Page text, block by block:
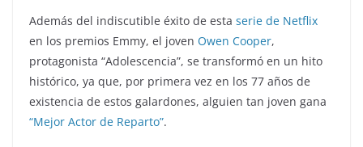
Además del indiscutible éxito de esta serie de Netflix
en los premios Emmy, el joven Owen Cooper,
protagonista “Adolescencia”, se transformó en un hito
histórico, ya que, por primera vez en los 77 años de
existencia de estos galardones, alguien tan joven gana
“Mejor Actor de Reparto”.